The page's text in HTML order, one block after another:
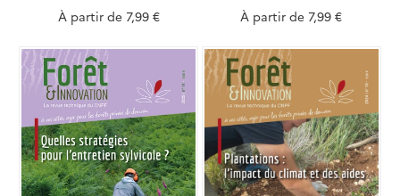
À partir de 7,99 € À partir de 7,99 €